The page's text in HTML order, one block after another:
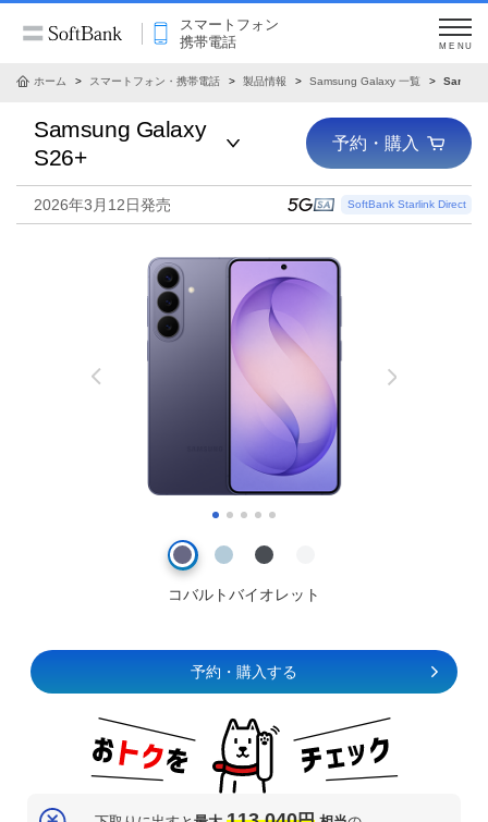
スマートフォン
携帯電話
MENU
ホーム スマートフォン・携帯電話 製品情報 Samsung Galaxy 一覧
Samsung Galaxy
S26+
予約・購入
2026年3月12日発売
コバルトバイオレット
予約・購入する